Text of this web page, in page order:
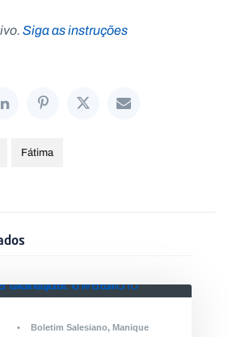
Siga as instruções
Fátima
• Boletim Salesiano, Manique